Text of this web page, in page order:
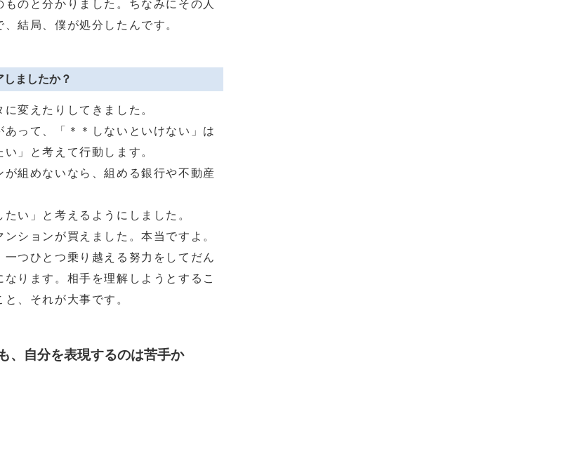
のと分かりました。ちなみにその人
結局、僕が処分したんです。
ましたか？
変えたりしてきました。
って、「＊＊しないといけない」は
」と考えて行動します。
組めないなら、組める銀行や不動産
い」と考えるようにしました。
ションが買えました。本当ですよ。
つひとつ乗り越える努力をしてだん
ります。相手を理解しようとするこ
、それが大事です。
、自分を表現するのは苦手か